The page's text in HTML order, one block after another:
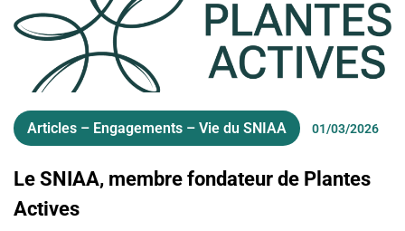
Articles – Engagements – Vie du SNIAA 01/03/2026
Le SNIAA, membre fondateur de Plantes
Actives